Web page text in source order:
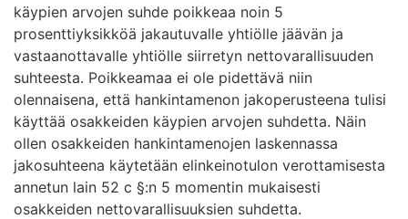
käypien arvojen suhde poikkeaa noin 5
prosenttiyksikköä jakautuvalle yhtiölle jäävän ja
vastaanottavalle yhtiölle siirretyn nettovarallisuuden
suhteesta. Poikkeamaa ei ole pidettävä niin
olennaisena, että hankintamenon jakoperusteena tulisi
käyttää osakkeiden käypien arvojen suhdetta. Näin
ollen osakkeiden hankintamenojen laskennassa
jakosuhteena käytetään elinkeinotulon verottamisesta
annetun lain 52 c §:n 5 momentin mukaisesti
osakkeiden nettovarallisuuksien suhdetta.